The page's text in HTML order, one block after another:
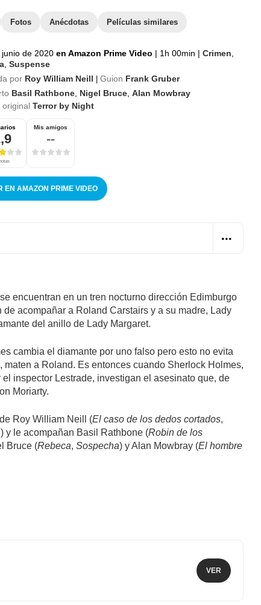
Fotos Anécdotas Películas similares
junio de 2020 en Amazon Prime Video | 1h 00min | Crimen
Suspense
por Roy William Neill Guion Frank Gruber
Basil Rathbone Nigel Bruce Alan Mowbray
original Terror by Night
Mis amigos
--
EN AMAZON PRIME VIDEO
encuentran en un tren nocturno dirección Edimburgo
acompañar a Roland Carstairs y a su madre, Lady
del anillo de Lady Margaret.
cambia el diamante por uno falso pero esto no evita
a Roland. Es entonces cuando Sherlock Holmes,
inspector Lestrade, investigan el asesinato que, de
Moriarty.
Roy William Neill (El caso de los dedos cortados,
) y le acompañan Basil Rathbone (Robin de los
Bruce (Rebeca, Sospecha) y Alan Mowbray (El hombre
VER